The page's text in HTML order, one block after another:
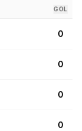
GOL
0
0
0
0